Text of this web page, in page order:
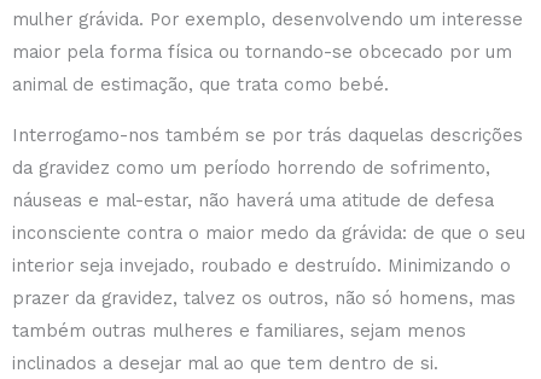
mulher grávida. Por exemplo, desenvolvendo um interesse
maior pela forma física ou tornando-se obcecado por um
animal de estimação, que trata como bebé.
Interrogamo-nos também se por trás daquelas descrições
da gravidez como um período horrendo de sofrimento,
náuseas e mal-estar, não haverá uma atitude de defesa
inconsciente contra o maior medo da grávida: de que o seu
interior seja invejado, roubado e destruído. Minimizando o
prazer da gravidez, talvez os outros, não só homens, mas
também outras mulheres e familiares, sejam menos
inclinados a desejar mal ao que tem dentro de si.